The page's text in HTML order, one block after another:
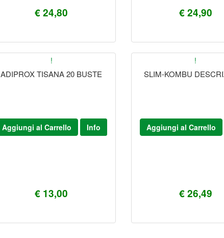
€ 24,80 € 24,90
!
ADIPROX TISANA 20 BUSTE
€ 13,00
Aggiungi al Carrello Info
!
SLIM-KOMBU
€ 26,49
Aggiungi al Carrello